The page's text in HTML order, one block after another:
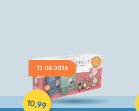
12-08-2026
10,99
Hardcover